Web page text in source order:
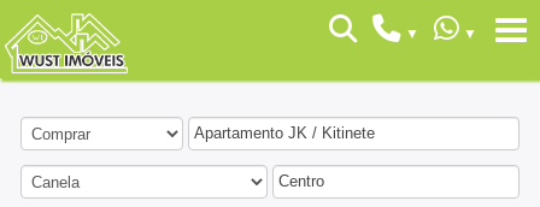
Apartamento JK / Kitinete
Centro